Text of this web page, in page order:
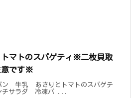
トマトのスパゲティ※二枚貝取
意です※
牛乳 あさりとトマトのスパゲテ
チサラダ 冷凍パ ...